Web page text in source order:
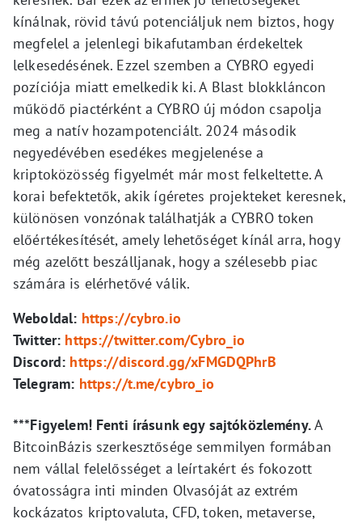
kínálnak, rövid távú potenciáljuk nem biztos, hogy
megfelel a jelenlegi bikafutamban érdekeltek
lelkesedésének. Ezzel szemben a CYBRO egyedi
pozíciója miatt emelkedik ki. A Blast blokkláncon
működő piactérként a CYBRO új módon csapolja
meg a natív hozampotenciált. 2024 második
negyedévében esedékes megjelenése a
kriptoközösség figyelmét már most felkeltette. A
korai befektetők, akik ígéretes projekteket keresnek,
különösen vonzónak találhatják a CYBRO token
előértékesítését, amely lehetőséget kínál arra, hogy
még azelőtt beszálljanak, hogy a szélesebb piac
számára is elérhetővé válik.
Weboldal: https://cybro.io
Twitter: https://twitter.com/Cybro_io
Discord: https://discord.gg/xFMGDQPhrB
Telegram: https://t.me/cybro_io
***Figyelem! Fenti írásunk egy sajtóközlemény.A
BitcoinBázis szerkesztősége semmilyen formában
nem vállal felelősséget a leírtakért és fokozott
óvatosságra inti minden Olvasóját az extrém
kockázatos kriptovaluta, CFD, token, metaverse,